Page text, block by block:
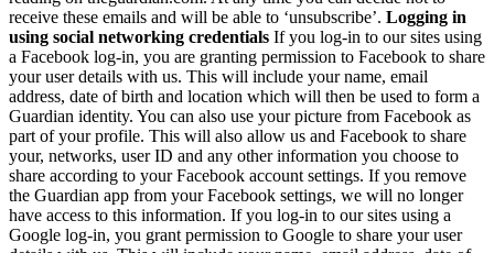
receive these emails and will be able to ‘unsubscribe’. Logging in
using social networking credentials If you log-in to our sites using
a Facebook log-in, you are granting permission to Facebook to share
your user details with us. This will include your name, email
address, date of birth and location which will then be used to form a
Guardian identity. You can also use your picture from Facebook as
part of your profile. This will also allow us and Facebook to share
your, networks, user ID and any other information you choose to
share according to your Facebook account settings. If you remove
the Guardian app from your Facebook settings, we will no longer
have access to this information. If you log-in to our sites using a
Google log-in, you grant permission to Google to share your user